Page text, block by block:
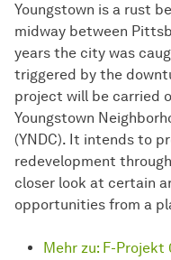
Youngstown is a rust
midway between
years the city was
triggered by the
project will be carried
Youngstown
(YNDC). It intends to
redevelopment
closer look at certain
opportunities from a
Mehr zu: F-Projekt